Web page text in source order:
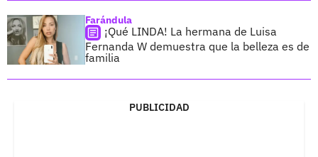
Farándula
¡Qué LINDA! La hermana de Luisa
Fernanda W demuestra que la belleza es de
familia
PUBLICIDAD